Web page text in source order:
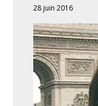
28 juin 2016